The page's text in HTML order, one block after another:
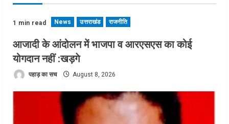
1 min read News उत्तराखंड राजनीति
आजादी के आंदोलन में भाजपा व आरएसएस का कोई
योगदान नहीं :खड़गे
पहाड़ का सच August 8, 2026